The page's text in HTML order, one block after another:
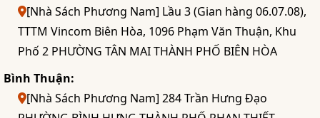
[Nhà Sách Phương Nam] Lầu 3 (Gian hàng 06.07.08),
TTTM Vincom Biên Hòa, 1096 Phạm Văn Thuận, Khu
Phố 2 PHƯỜNG TÂN MAI THÀNH PHỐ BIÊN HÒA
Bình Thuận:
[Nhà Sách Phương Nam] 284 Trần Hưng Đạo